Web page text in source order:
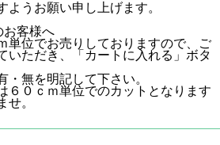
ようお願い申し上げます。
お客様へ
単位でお売りしておりますので、ご
いただき、「カートに入れる」ボタ
・無を明記して下さい。
６０ｃｍ単位でのカットとなります
せ。